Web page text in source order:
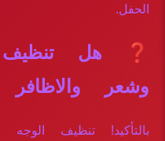
الحفل.
❓ هل تنظيف
وشعر والاظافر
بالتأكيد! تنظيف